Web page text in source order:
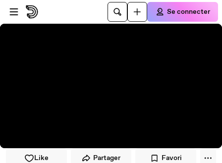
Passer au player
Passer au contenu principal
Se connecter
Like Partager Favori